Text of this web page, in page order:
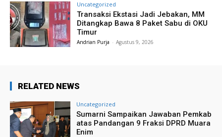
Uncategorized
Transaksi Ekstasi Jadi Jebakan, MM
Ditangkap Bawa 8 Paket Sabu di OKU
Timur
Andrian Purja - Agustus 9, 2026
RELATED NEWS
Uncategorized
Sumarni Sampaikan Jawaban Pemkab
atas Pandangan 9 Fraksi DPRD Muara
Enim